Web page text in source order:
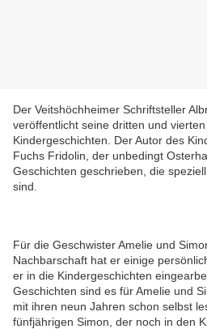
Der Veitshöchheimer Schriftsteller
veröffentlicht seine dritten und
Kindergeschichten. Der Autor des
Fuchs Fridolin, der unbedingt
Geschichten geschrieben, die
sind.
Für die Geschwister Amelie und
Nachbarschaft hat er einige
er in die Kindergeschichten
Geschichten sind es für Amelie und
mit ihren neun Jahren schon selbst
fünfjährigen Simon, der noch in den